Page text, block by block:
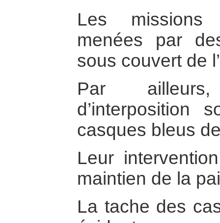
Les missions
menées par
sous couvert de
Par
d’interposition
casques bleus
Leur
maintien de la
La tache des